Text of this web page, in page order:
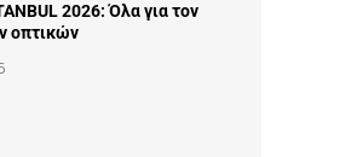
2026: Όλα για τον
οπτικών